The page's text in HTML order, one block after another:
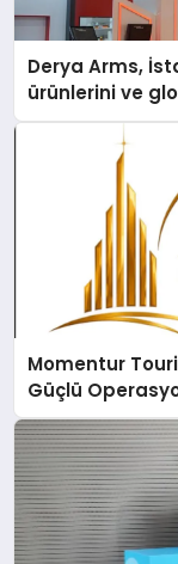
Derya Arms,
ürünlerini ve
Momentur
Güçlü